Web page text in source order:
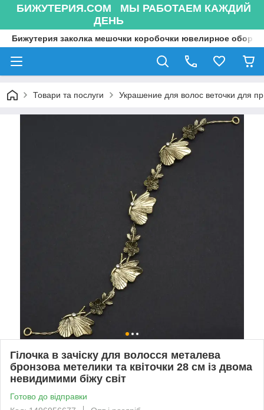
БИЖУТЕРИЯ.COM МЫ РАБОТАЕМ КАЖДИЙ
ДЕНЬ
Бижутерия заколка мешочки коробочки ювелирное
Товари та послуги Украшение для волос веточки для
Гілочка в зачіску для волосся металева
бронзова метелики та квіточки 28 см із двома
невидимими біжу світ
Готово до відправки